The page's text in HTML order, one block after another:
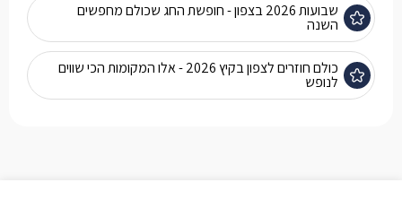
שבועות 2026 בצפון - חופשת החג שכולם מחפשים
השנה
כולם חוזרים לצפון בקיץ 2026 - אלו המקומות הכי שווים
לנופש